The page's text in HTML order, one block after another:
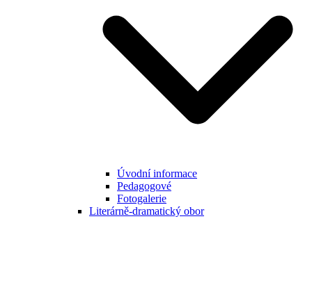
Úvodní informace
Pedagogové
Fotogalerie
Literárně-dramatický obor